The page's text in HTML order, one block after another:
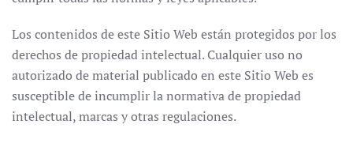
Los contenidos de este Sitio Web están protegidos por los
derechos de propiedad intelectual. Cualquier uso no
autorizado de material publicado en este Sitio Web es
susceptible de incumplir la normativa de propiedad
intelectual, marcas y otras regulaciones.